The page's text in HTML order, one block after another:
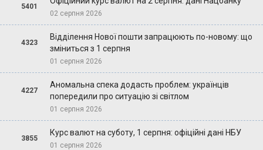
5401
02 серпня 2026
4323
Відділення Нової пошти запрацюють по-новому: що
зміниться з 1 серпня
01 серпня 2026
4227
Аномальна спека додасть проблем: українців
попередили про ситуацію зі світлом
01 серпня 2026
3855
Курс валют на суботу, 1 серпня: офіційні дані НБУ
01 серпня 2026